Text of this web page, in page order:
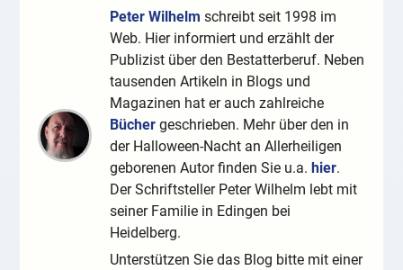
Peter Wilhelm schreibt seit 1998 im
Web. Hier informiert und erzählt der
Publizist über den Bestatterberuf. Neben
tausenden Artikeln in Blogs und
Magazinen hat er auch zahlreiche
Bücher geschrieben. Mehr über den in
der Halloween-Nacht an Allerheiligen
geborenen Autor finden Sie u.a. hier.
Der Schriftsteller Peter Wilhelm lebt mit
seiner Familie in Edingen bei
Heidelberg.
Unterstützen Sie das Blog bitte mit einer